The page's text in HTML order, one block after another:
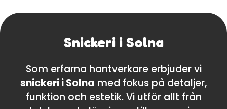
Snickeri i Solna
Som erfarna hantverkare erbjuder vi
snickeri i Solna med fokus på detaljer,
funktion och estetik. Vi utför allt från